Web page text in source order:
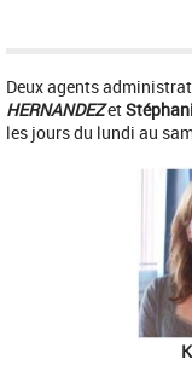
Deux agents
HERNANDEZet
les jours du lundi au